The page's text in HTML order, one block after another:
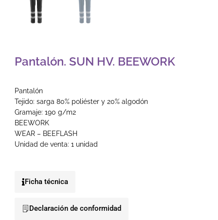
Pantalón. SUN HV. BEEWORK
Pantalón
Tejido: sarga 80% poliéster y 20% algodón
Gramaje: 190 g/m2
BEEWORK
WEAR – BEEFLASH
Unidad de venta: 1 unidad
Ficha técnica
Declaración de conformidad